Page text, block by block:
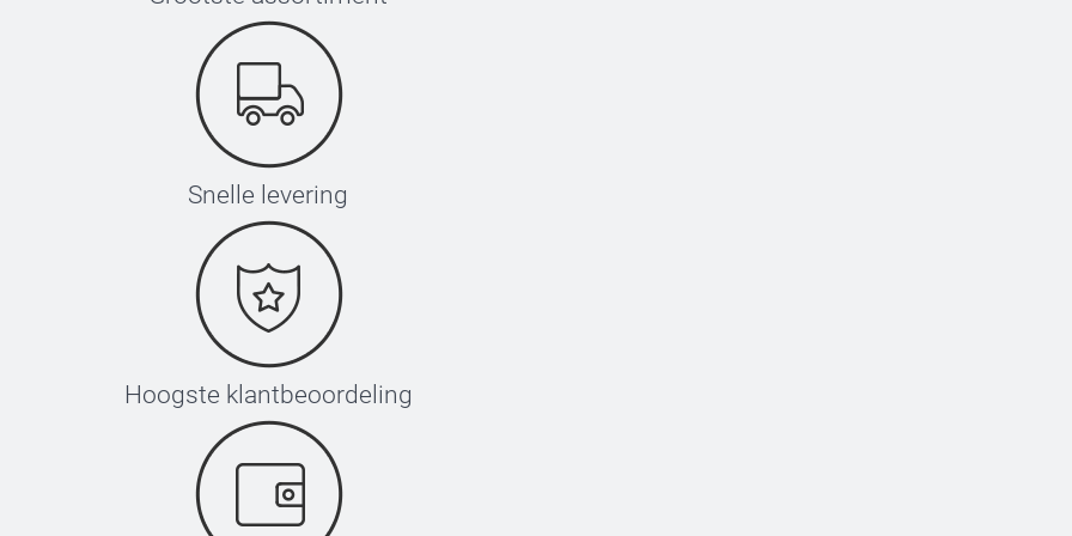
Snelle levering
Hoogste klantbeoordeling